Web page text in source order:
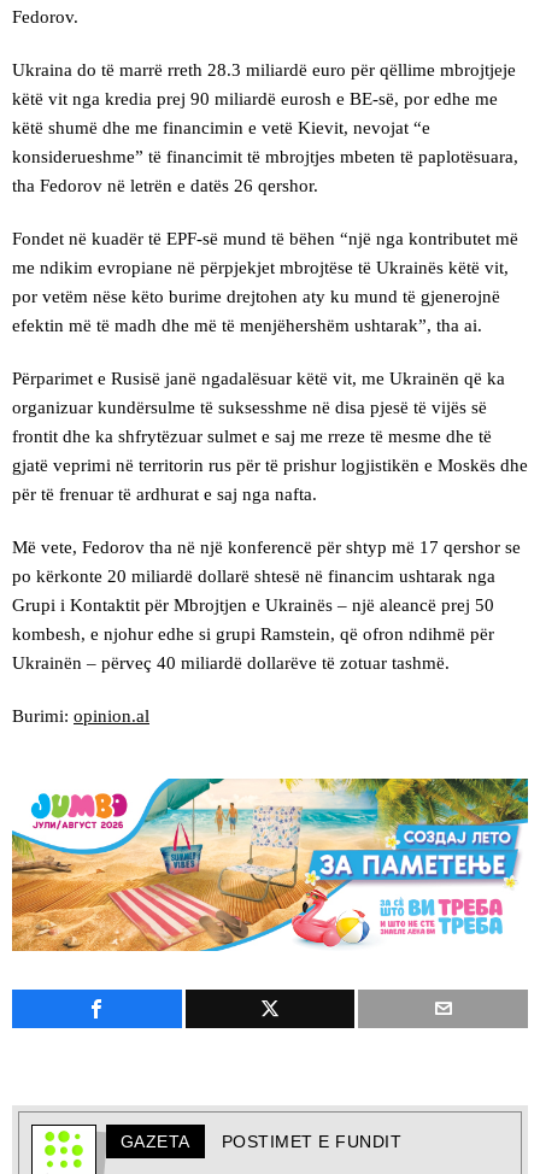
Fedorov.
Ukraina do të marrë rreth 28.3 miliardë euro për qëllime mbrojtjeje
këtë vit nga kredia prej 90 miliardë eurosh e BE-së, por edhe me
këtë shumë dhe me financimin e vetë Kievit, nevojat “e
konsiderueshme” të financimit të mbrojtjes mbeten të paplotësuara,
tha Fedorov në letrën e datës 26 qershor.
Fondet në kuadër të EPF-së mund të bëhen “një nga kontributet më
me ndikim evropiane në përpjekjet mbrojtëse të Ukrainës këtë vit,
por vetëm nëse këto burime drejtohen aty ku mund të gjenerojnë
efektin më të madh dhe më të menjëhershëm ushtarak”, tha ai.
Përparimet e Rusisë janë ngadalësuar këtë vit, me Ukrainën që ka
organizuar kundërsulme të suksesshme në disa pjesë të vijës së
frontit dhe ka shfrytëzuar sulmet e saj me rreze të mesme dhe të
gjatë veprimi në territorin rus për të prishur logjistikën e Moskës dhe
për të frenuar të ardhurat e saj nga nafta.
Më vete, Fedorov tha në një konferencë për shtyp më 17 qershor se
po kërkonte 20 miliardë dollarë shtesë në financim ushtarak nga
Grupi i Kontaktit për Mbrojtjen e Ukrainës – një aleancë prej 50
kombesh, e njohur edhe si grupi Ramstein, që ofron ndihmë për
Ukrainën – përveç 40 miliardë dollarëve të zotuar tashmë.
Burimi: opinion.al
GAZETA POSTIMET E FUNDIT